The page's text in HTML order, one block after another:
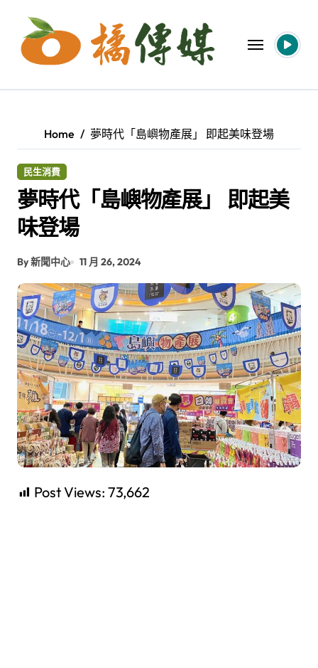
content
Home 夢時代「島嶼物產展」 即起美味登場
民生消費
夢時代「島嶼物產展」 即起美
味登場
By 新聞中心 11 月 26, 2024
Post Views: 73,662